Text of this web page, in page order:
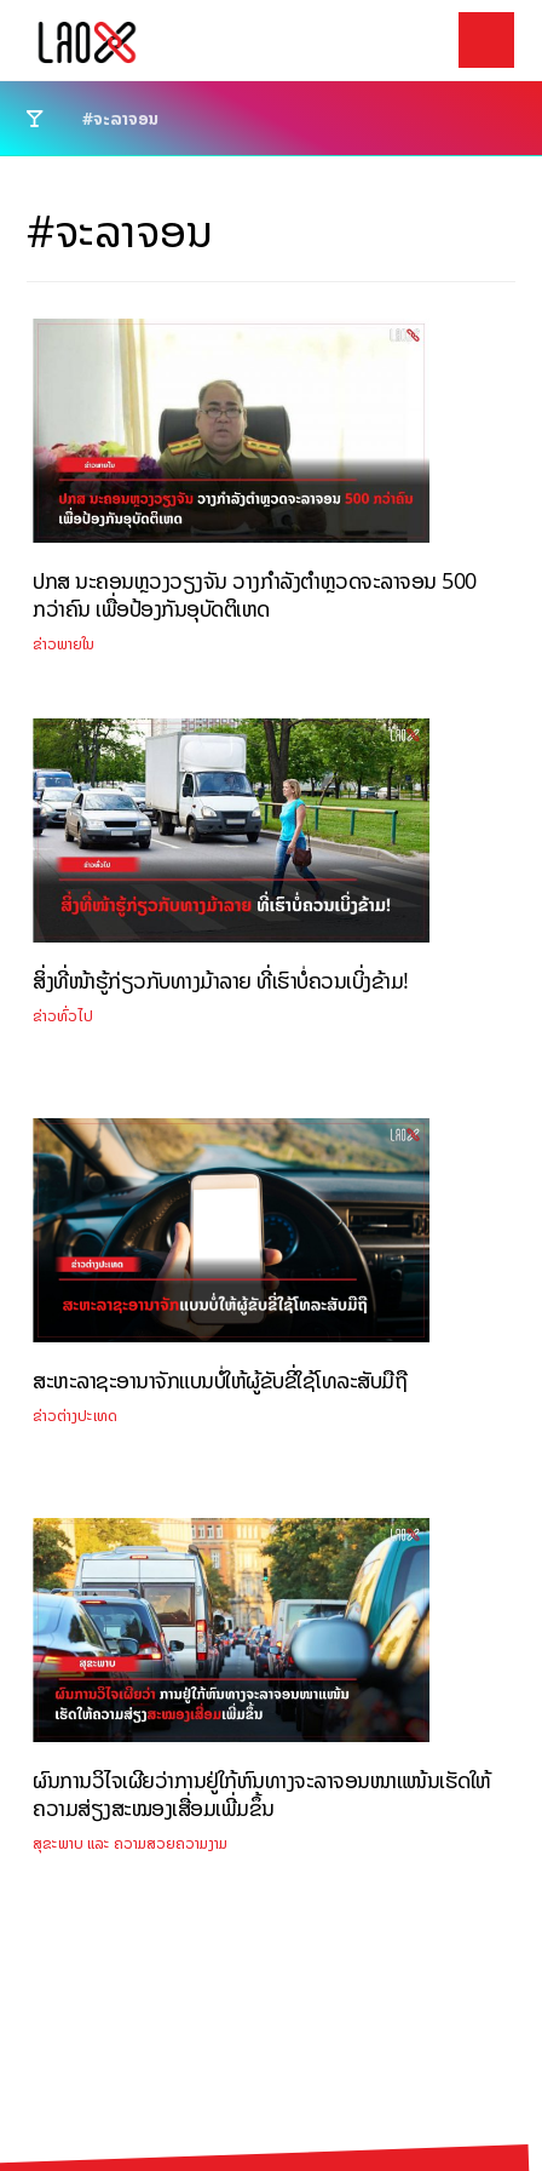
#ຈະລາຈອນ
#ຈະລາຈອນ
ປກສ ນະຄອນຫຼວງວຽງຈັນ ວາງກຳລັງຕຳຫຼວດຈະລາຈອນ 500
ກວ່າຄົນ ເພື່ອປ້ອງກັນອຸບັດຕິເຫດ
ຂ່າວພາຍໃນ
ສິ່ງທີ່ໜ້າຮູ້ກ່ຽວກັບທາງມ້າລາຍ ທີ່ເຮົາບໍ່ຄວນເບິ່ງຂ້າມ!
ຂ່າວທົ່ວໄປ
ສະຫະລາຊະອານາຈັກແບນບໍ່ໃຫ້ຜູ້ຂັບຂີ່ໃຊ້ໂທລະສັບມືຖື
ຂ່າວຕ່າງປະເທດ
ຜົນການວິໄຈເຜີຍວ່າການຢູ່ໃກ້ຫົນທາງຈະລາຈອນໜາແໜ້ນເຮັດໃຫ້
ຄວາມສ່ຽງສະໝອງເສື່ອມເພີ່ມຂຶ້ນ
ສຸຂະພາບ ແລະ ຄວາມສວຍຄວາມງາມ